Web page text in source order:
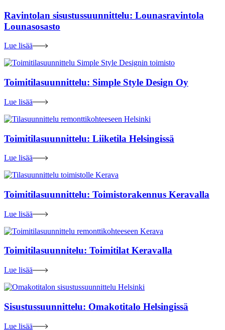
Ravintolan sisustussuunnittelu: Lounasravintola
Lounasosasto
Lue lisää
Toimitilasuunnittelu: Simple Style Design Oy
Lue lisää
Toimitilasuunnittelu: Liiketila Helsingissä
Lue lisää
Toimitilasuunnittelu: Toimistorakennus Keravalla
Lue lisää
Toimitilasuunnitelu: Toimitilat Keravalla
Lue lisää
Sisustussuunnittelu: Omakotitalo Helsingissä
Lue lisää